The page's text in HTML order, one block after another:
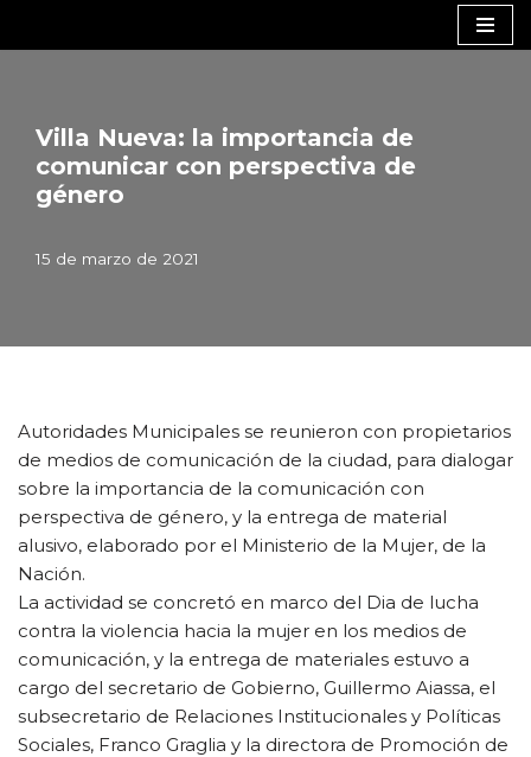
Villa Nueva: la importancia de
comunicar con perspectiva de
género
15 de marzo de 2021
Autoridades Municipales se reunieron con propietarios
de medios de comunicación de la ciudad, para dialogar
sobre la importancia de la comunicación con
perspectiva de género, y la entrega de material
alusivo, elaborado por el Ministerio de la Mujer, de la
Nación.
La actividad se concretó en marco del Dia de lucha
contra la violencia hacia la mujer en los medios de
comunicación, y la entrega de materiales estuvo a
cargo del secretario de Gobierno, Guillermo Aiassa, el
subsecretario de Relaciones Institucionales y Políticas
Sociales, Franco Graglia y la directora de Promoción de